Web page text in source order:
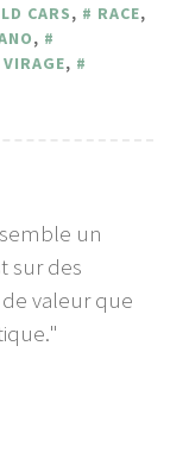
CARS, RACE,
,
VIRAGE,
un
sur des
valeur que